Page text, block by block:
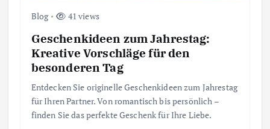
Blog 41 views
Geschenkideen zum Jahrestag:
Kreative Vorschläge für den
besonderen Tag
Entdecken Sie originelle Geschenkideen zum Jahrestag
für Ihren Partner. Von romantisch bis persönlich –
finden Sie das perfekte Geschenk für Ihre Liebe.